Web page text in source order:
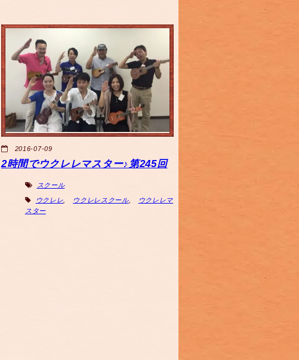
2016-07-09
2時間でウクレレマスター♪第245回
スクール
ウクレレ ウクレレスクール,
ウクレレマ
スター